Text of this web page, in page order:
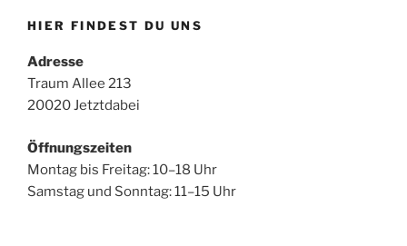
HIER FINDEST DU UNS
Adresse
Traum Allee 213
20020 Jetztdabei
Öffnungszeiten
Montag bis Freitag: 10–18 Uhr
Samstag und Sonntag: 11–15 Uhr